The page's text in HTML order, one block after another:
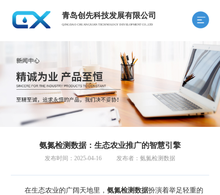
青岛创先科技发展有限公司
QINGDAO CHUANGXIAN TECHNOLOGY DEVELOPMENT CO.,LTD
氨氮检测数据：生态农业推广的智慧引擎
发布时间：2025-04-16 发布者：氨氮检测数据
在生态农业的广阔天地里，氨氮检测数据扮演着举足轻重的